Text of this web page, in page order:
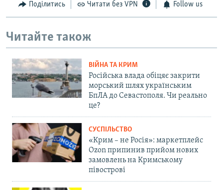
Поділитись Читати без VPN Follow us
Читайте також
ВІЙНА ТА КРИМ
Російська влада обіцяє закрити
морський шлях українським
БпЛА до Севастополя. Чи реально
це?
СУСПІЛЬСТВО
«Крим – не Росія»: маркетплейс
Ozon припинив прийом нових
замовлень на Кримському
півострові